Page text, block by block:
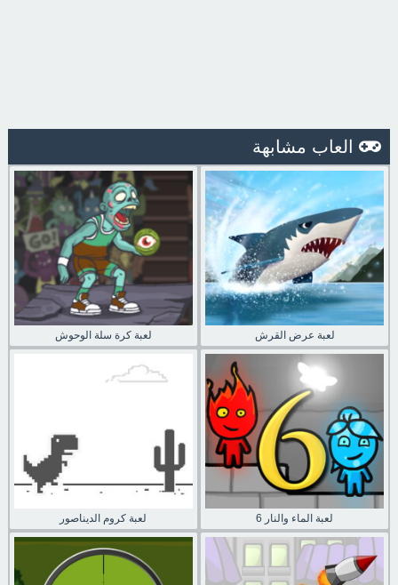
العاب مشابهة
لعبة كرة سلة الوحوش لعبة عرض القرش
لعبة كروم الديناصور لعبة الماء والنار 6